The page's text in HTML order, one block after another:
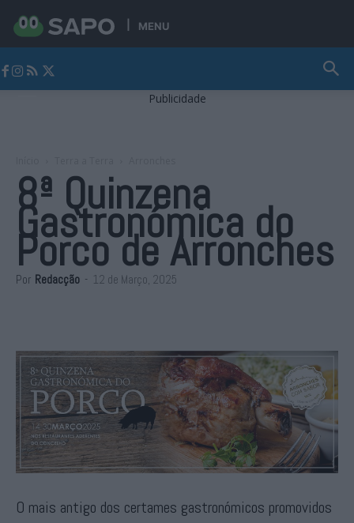
MENU
Publicidade
8ª Quinzena
Gastronómica do
Porco de Arronches
Por Redacção - 12 de Março, 2025
O mais antigo dos certames gastronómicos promovidos